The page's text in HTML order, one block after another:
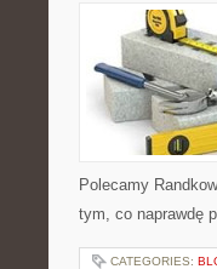
Polecamy
tym, co naprawdę
CATEGORIES: